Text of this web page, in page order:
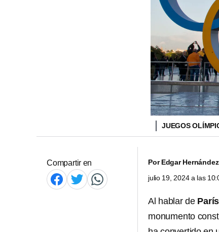
JUEGOS
Compartir en PorEdgar Hernández
julio 19, 2024 a las
Al hablar de París
monumento